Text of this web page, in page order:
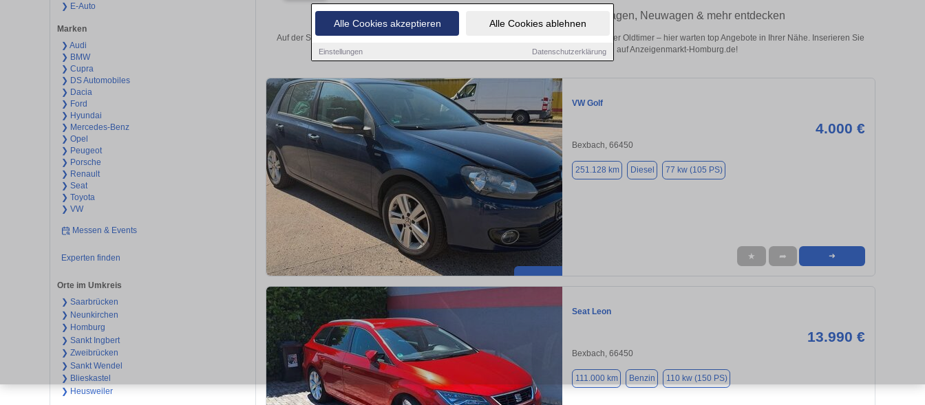
Alle Cookies akzeptieren Alle Cookies ablehnen
Einstellungen Datenschutzerklärung
❯ E-Auto
Marken
❯ Audi
❯ BMW
❯ Cupra
❯ DS Automobiles
❯ Dacia
❯ Ford
❯ Hyundai
❯ Mercedes-Benz
❯ Opel
❯ Peugeot
❯ Porsche
❯ Renault
❯ Seat
❯ Toyota
❯ VW
Messen & Events
Experten finden
Orte im Umkreis
❯ Saarbrücken
❯ Neunkirchen
❯ Homburg
❯ Sankt Ingbert
❯ Zweibrücken
❯ Sankt Wendel
❯ Blieskastel
❯ Heusweiler
Ihr perfektes Autoangebot in Bexbach – Gebrauchtwagen, Neuwagen & mehr entdecken
Auf der Suche nach einem Gebrauchtwagen in Bexbach? Ob Kleinwagen, SUV, Cabrio oder Oldtimer – hier warten top Angebote in Ihrer Nähe. Inserieren Sie
Ihr Auto kostenlos oder finden Sie Ihr nächstes Fahrzeug auf Anzeigenmarkt-Homburg.de!
VW Golf
4.000 €
Bexbach, 66450
251.128 km Diesel 77 kw (105 PS)
★ ➦ ➜
Seat Leon
13.990 €
Bexbach, 66450
111.000 km Benzin 110 kw (150 PS)